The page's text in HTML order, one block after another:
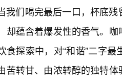
我们喝完最后一口，杯底残
却蕴含着爆发性的香气。
食探索中，对“和谐”二字
苦转甘、由浓转醇的独特